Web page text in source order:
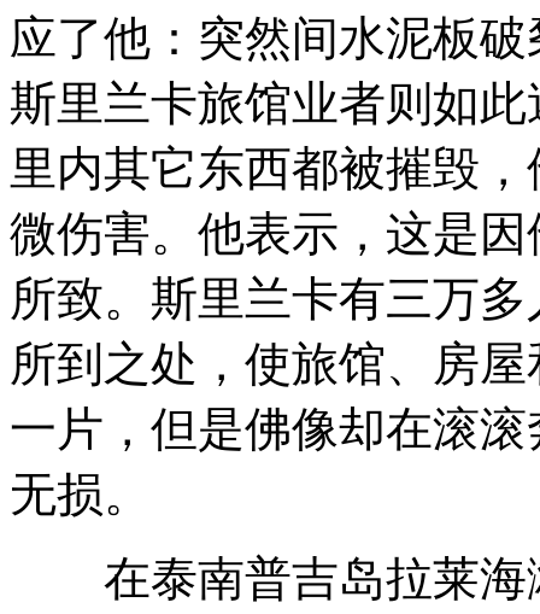
应了他：突然间水泥板
斯里兰卡旅馆业者则如
里内其它东西都被摧毁
微伤害。他表示，这是
所致。斯里兰卡有三万
所到之处，使旅馆、房
一片，但是佛像却在滚
无损。
在泰南普吉岛拉莱海